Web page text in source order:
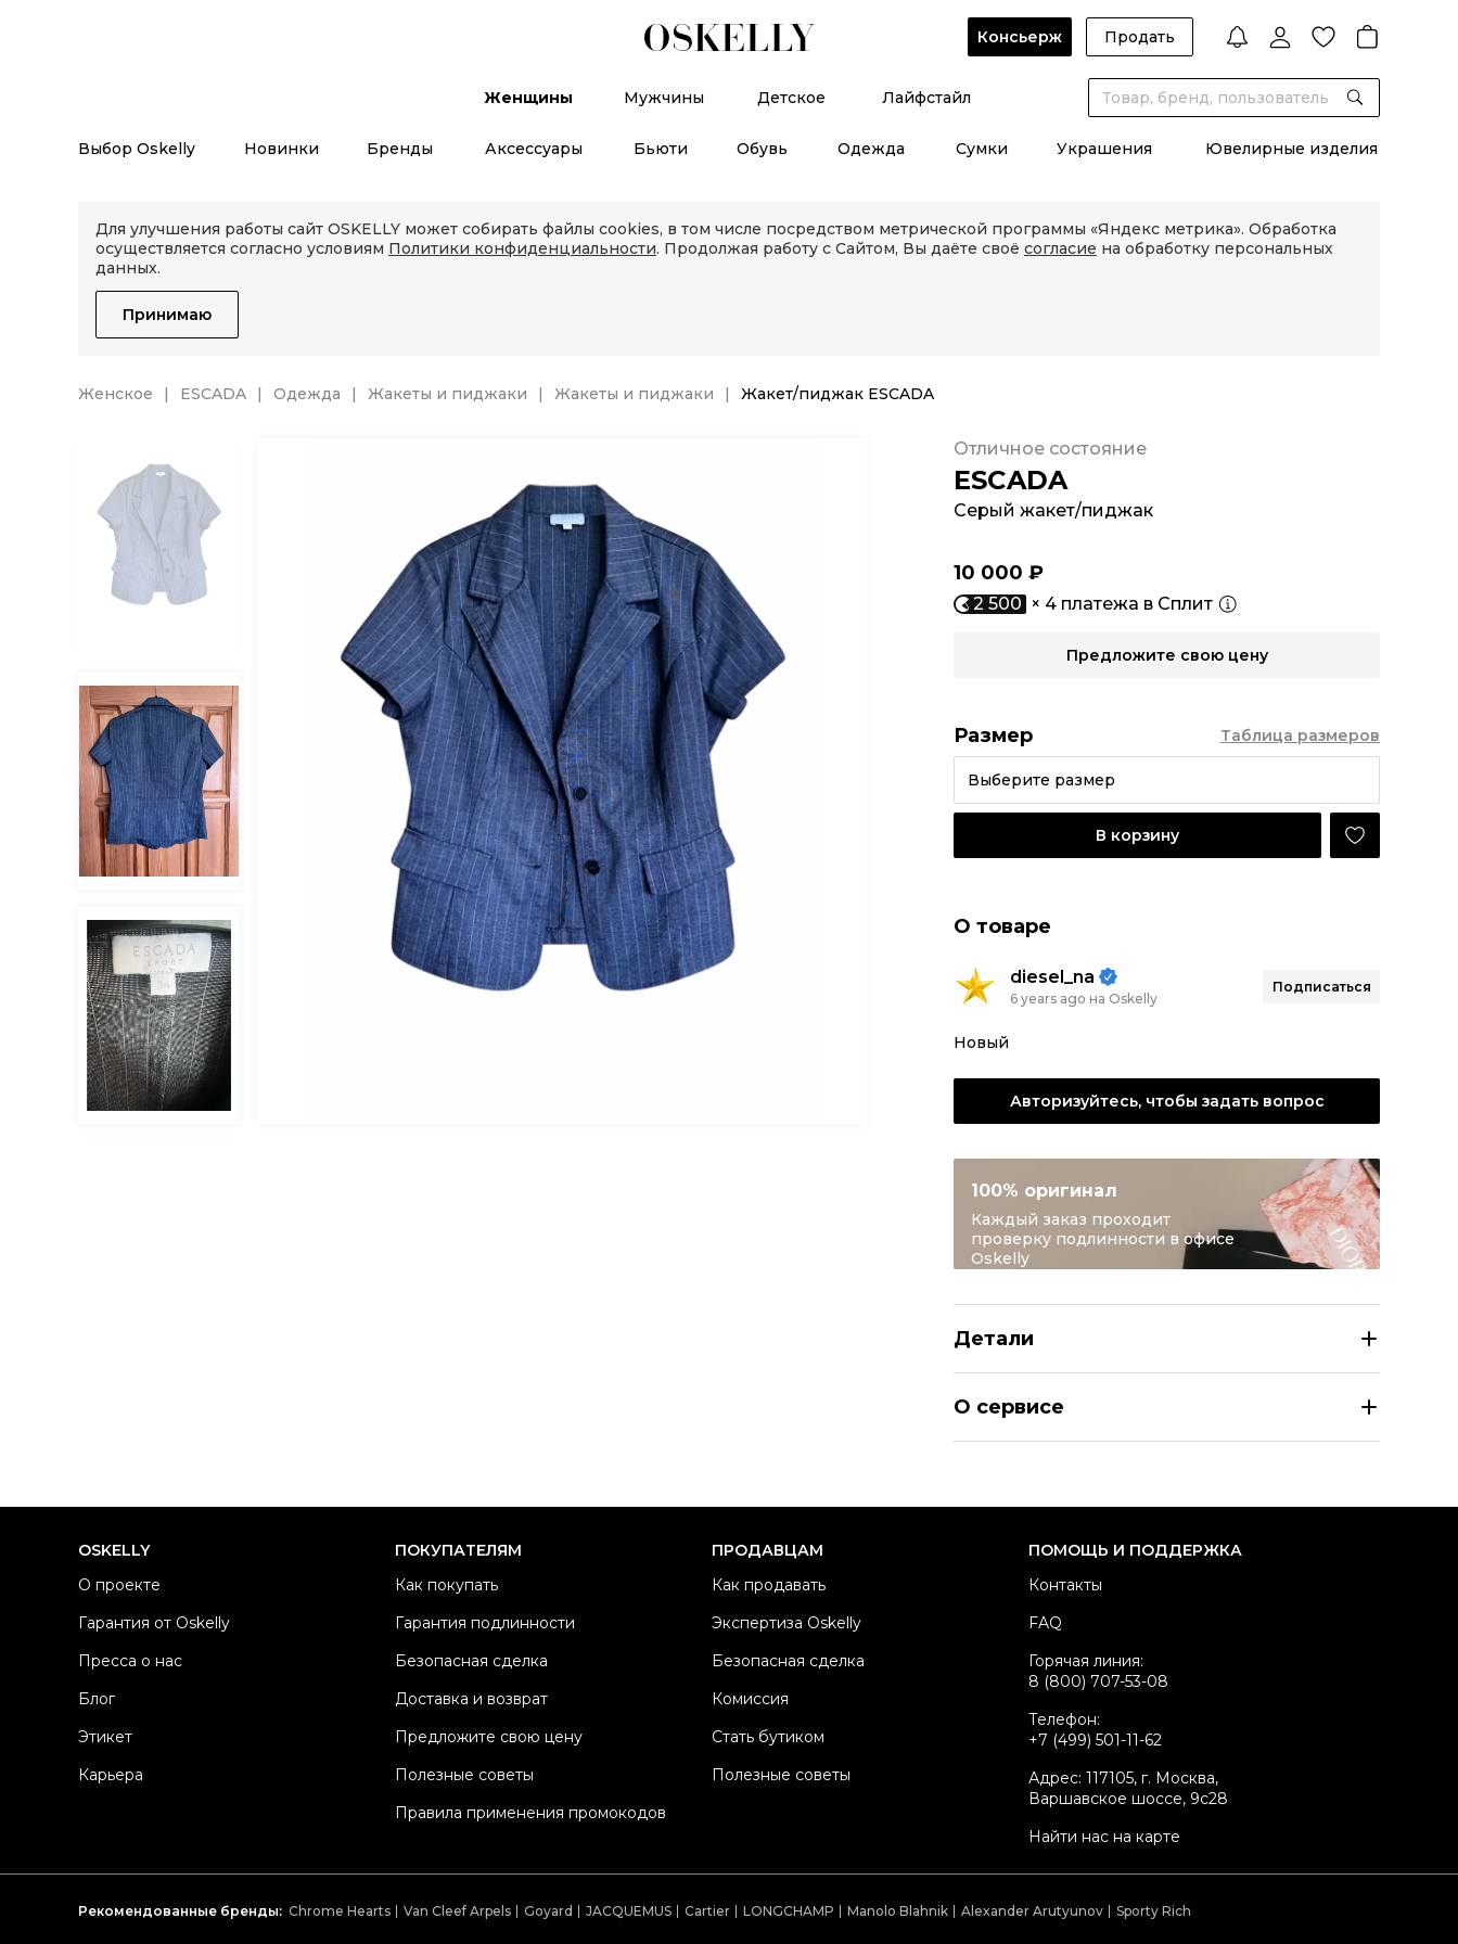
Консьерж Продать
Женщины Мужчины Детское Лайфстайл
Выбор Oskelly Новинки Бренды Аксессуары Бьюти Обувь Одежда Сумки Украшения Ювелирные изделия
Для улучшения работы сайт OSKELLY может собирать файлы cookies, в том числе посредством метрической программы «Яндекс метрика». Обработка
осуществляется согласно условиям Политики конфиденциальности. Продолжая работу с Сайтом, Вы даёте своё согласие на обработку персональных
данных.
Принимаю
Женское ESCADA Одежда Жакеты и пиджаки Жакеты и пиджаки Жакет/пиджак ESCADA
ESCADA
Серый жакет/пиджак
Отличное состояние
10 000 ₽
2 500 × 4 платежа в Сплит
Предложите свою цену
Размер
Выберите размер
Таблица размеров
В корзину
О товаре
diesel_na
6 years ago на Oskelly
Подписаться
Новый
Авторизуйтесь, чтобы задать вопрос
100% оригинал
Каждый заказ проходит
проверку подлинности в офисе
Oskelly
Детали
Состояние товара
Продавец
О сервисе
OSKELLY
О проекте
Гарантия от Oskelly
Пресса о нас
Блог
Этикет
Карьера
ПОКУПАТЕЛЯМ
Как покупать
Гарантия подлинности
Безопасная сделка
Доставка и возврат
Предложите свою цену
Полезные советы
Правила применения промокодов
ПРОДАВЦАМ
Как продавать
Экспертиза Oskelly
Безопасная сделка
Комиссия
Стать бутиком
Полезные советы
ПОМОЩЬ И ПОДДЕРЖКА
Контакты
FAQ
Горячая линия:
8 (800) 707-53-08
Телефон:
+7 (499) 501-11-62
Адрес: 117105, г. Москва,
Варшавское шоссе, 9с28
Найти нас на карте
Рекомендованные бренды: Chrome Hearts Van Cleef Arpels Goyard JACQUEMUS Cartier LONGCHAMP Manolo Blahnik Alexander Arutyunov Sporty Rich